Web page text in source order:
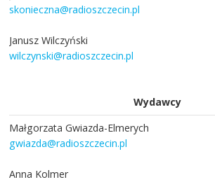
skonieczna@radioszczecin.pl
Janusz Wilczyński
wilczynski@radioszczecin.pl
Wydawcy
Małgorzata Gwiazda-Elmerych
gwiazda@radioszczecin.pl
Anna Kolmer